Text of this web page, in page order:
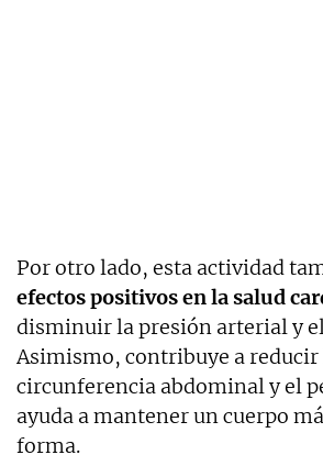
Por otro lado, esta actividad
efectos positivos en la salud
disminuir la presión arterial y
Asimismo, contribuye a reducir
circunferencia abdominal y el
ayuda a mantener un cuerpo
forma.